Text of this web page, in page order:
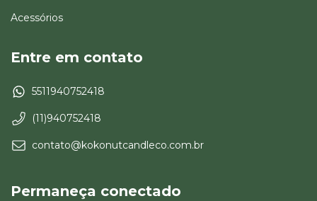
Acessórios
Entre em contato
5511940752418
(11)940752418
contato@kokonutcandleco.com.br
Permaneça conectado